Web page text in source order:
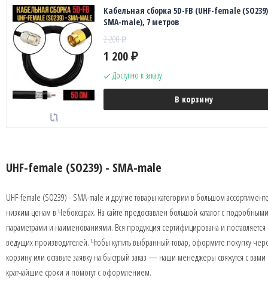
Кабельная сборка 5D-FB (UHF-female
SMA-male), 7 метров
2 200₽
1 200 ₽
Доступно к заказу
В корзину
UHF-female (SO239) - SMA-male
UHF-female (SO239) - SMA-male и другие товары категории в большом
низким ценам в Чебоксарах. На сайте предоставлен большой каталог с подробными
параметрами и наименованиями. Вся продукция сертифицирована и поставляется
ведущих производителей. Чтобы купить выбранный товар, оформите покупку
корзину или оставьте заявку на быстрый заказ — наши менеджеры свяжутся с вами
кратчайшие сроки и помогут с оформлением.